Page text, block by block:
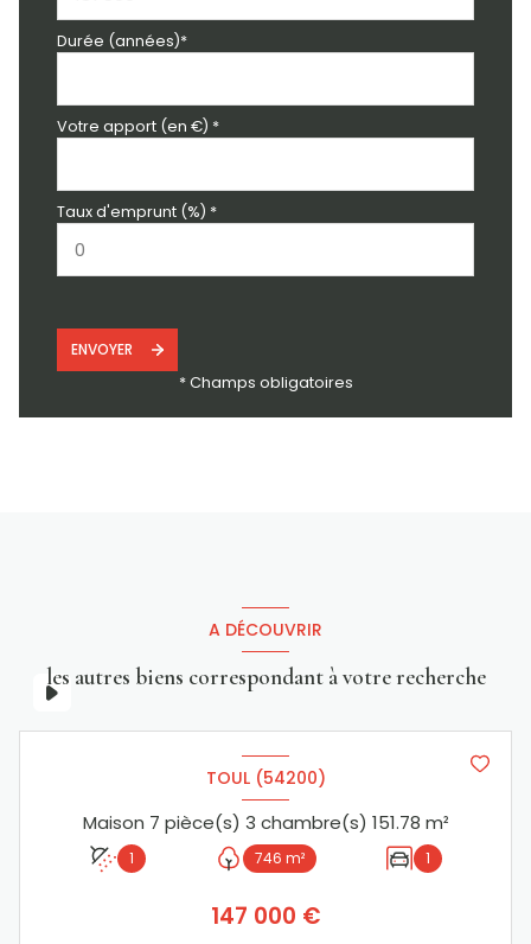
Durée (années)*
Votre apport (en €) *
Taux d'emprunt (%) *
ENVOYER
* Champs obligatoires
A DÉCOUVRIR
les autres biens correspondant à votre recherche
TOUL (54200)
Maison 7 pièce(s) 3 chambre(s) 151.78 m²
1 746 m² 1
147 000 €